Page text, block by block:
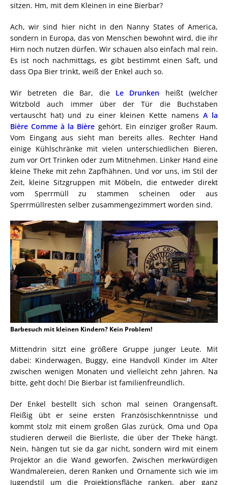
sitzen. Hm, mit dem Kleinen in eine Bierbar?
Ach, wir sind hier nicht in den Nanny States of America,
sondern in Europa, das von Menschen bewohnt wird, die ihr
Hirn noch nutzen dürfen. Wir schauen also einfach mal rein.
Es ist noch nachmittags, es gibt bestimmt einen Saft, und
dass Opa Bier trinkt, weiß der Enkel auch so.
Wir betreten die Bar, die Le Drunken heißt (welcher
Witzbold auch immer über der Tür die Buchstaben
vertauscht hat) und zu einer kleinen Kette namens A la
Bière Comme à la Bière gehört. Ein einziger großer Raum.
Vom Eingang aus sieht man bereits alles. Rechter Hand
einige Kühlschränke mit vielen unterschiedlichen Bieren,
zum vor Ort Trinken oder zum Mitnehmen. Linker Hand eine
kleine Theke mit zehn Zapfhähnen. Und vor uns, im Stil der
Zeit, kleine Sitzgruppen mit Möbeln, die entweder direkt
vom Sperrmüll zu stammen scheinen oder aus
Sperrmüllresten selber zusammengezimmert worden sind.
Barbesuch mit kleinen Kindern? Kein Problem!
Mittendrin sitzt eine größere Gruppe junger Leute. Mit
dabei: Kinderwagen, Buggy, eine Handvoll Kinder im Alter
zwischen wenigen Monaten und vielleicht zehn Jahren. Na
bitte, geht doch! Die Bierbar ist familienfreundlich.
Der Enkel bestellt sich schon mal seinen Orangensaft.
Fleißig übt er seine ersten Französischkenntnisse und
kommt stolz mit einem großen Glas zurück. Oma und Opa
studieren derweil die Bierliste, die über der Theke hängt.
Nein, hängen tut sie da gar nicht, sondern wird mit einem
Projektor an die Wand geworfen. Zwischen merkwürdigen
Wandmalereien, deren Ranken und Ornamente sich wie im
Jugendstil um die Projektionsfläche ranken, aber ganz